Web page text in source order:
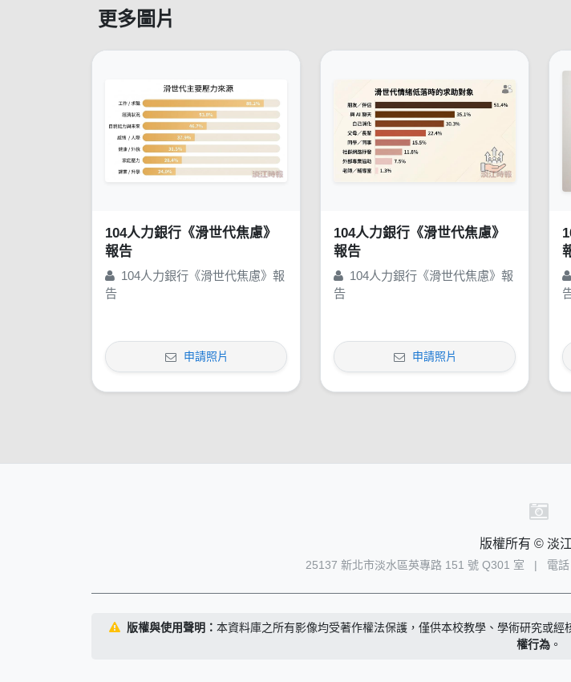
更多圖片
104人力銀行《滑世代焦慮》
報告
104人力銀行《滑世代焦慮》報
告
申請照片
104人力銀行《滑世代焦慮》
報告
104人力銀行《滑世代焦慮》報
告
申請照片
版權所有 © 淡
25137 新北市淡水區英專路 151 號 Q301 室 | 電
版權與使用聲明： 本資料庫之所有影像均受著作權法保護，僅供本校教學、學術研究或經
權行為 。